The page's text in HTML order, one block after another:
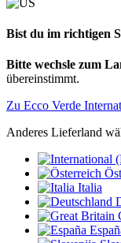
Bist du im richtigen
Bitte wechsle zum
übereinstimmt.
Zu Ecco Verde
Anderes Lieferland
Italia